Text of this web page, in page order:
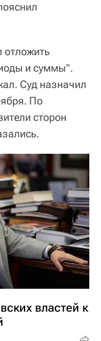
отложить
и суммы".
Суд назначил
По
сторон
властей к